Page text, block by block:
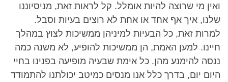
ואין מי שרוצה להיות אומלל. קל לראות זאת, מניסיוננו
שלנו, איך אף אחד או אחת לא רוצים בעיות וסבל.
למרות זאת, כל הבעיות למיניהן ממשיכות לצוץ במהלך
חיינו. למען האמת, הן ממשיכות להופיע, לא משנה כמה
ננסה להימנע מהן. כל אימת שבעיה מופיעה בפנינו בחיי
היום יום, בדרך כלל אנו מנסים כמיטב יכולתנו להתמודד